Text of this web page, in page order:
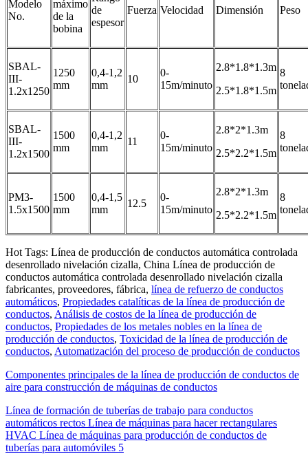
Modelo
No.
máximo
de la
bobina
de
espesor
Fuerza Velocidad Dimensión Peso
SBAL-
III-
1.2x1250
1250
mm
0,4-1,2
mm
10
0-
15m/minuto
2.8*1.8*1.3m
2.5*1.8*1.5m
8
SBAL-
III-
1.2x1500
1500
mm
0,4-1,2
mm
11
0-
15m/minuto
2.8*2*1.3m
2.5*2.2*1.5m
8
PM3-
1.5x1500
1500
mm
0,4-1,5
mm
12.5
0-
15m/minuto
2.8*2*1.3m
2.5*2.2*1.5m
8
Hot Tags: Línea de producción de conductos automática controlada
desenrollado nivelación cizalla, China Línea de producción de
conductos automática controlada desenrollado nivelación cizalla
fabricantes, proveedores, fábrica, línea de refuerzo de conductos
automáticos, Propiedades catalíticas de la línea de producción de
conductos, Análisis de costos de la línea de producción de
conductos, Propiedades de los metales nobles en la línea de
producción de conductos, Toxicidad de la línea de producción de
conductos, Automatización del proceso de producción de conductos
Componentes principales de la línea de producción de conductos de
aire para construcción de máquinas de conductos
Línea de formación de tuberías de trabajo para conductos
automáticos rectos Línea de máquinas para hacer rectangulares
HVAC Línea de máquinas para producción de conductos de
tuberías para automóviles 5